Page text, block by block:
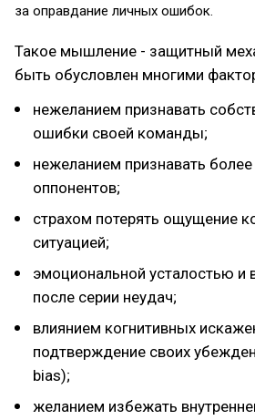
за оправдание личных ошибок.
Такое мышление - защитный
быть обусловлен многими
нежеланием признавать
ошибки своей команды;
нежеланием признавать
оппонентов;
страхом потерять ощущение
ситуацией;
эмоциональной усталостью и
после серии неудач;
влиянием когнитивных
подтверждение своих
bias);
желанием избежать